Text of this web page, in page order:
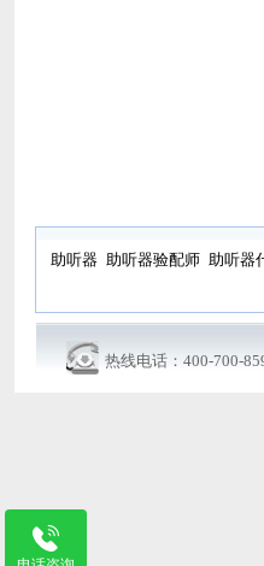
助听器 助听器验配师 助听器
热线电话：400-700-